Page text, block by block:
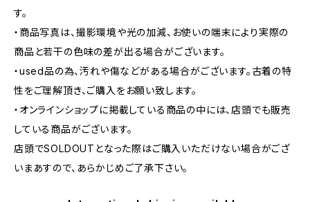
す。
・商品写真は、撮影環境や光の加減、お使いの端末により実際の
商品と若干の色味の差が出る場合がございます。
・used品の為、汚れや傷などがある場合がございます。古着の特
性をご理解頂き、ご購入をお願い致します。
・オンラインショップに掲載している商品の中には、店頭でも販売
している商品がございます。
店頭でSOLDOUTとなった際はご購入いただけない場合がござ
いまあすので、あらかじめご了承下さい。